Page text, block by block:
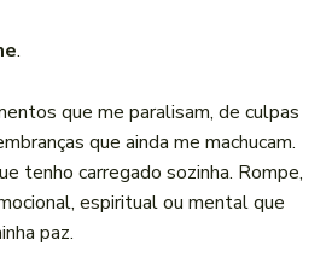
.
que me paralisam, de culpas
que ainda me machucam.
tenho carregado sozinha. Rompe,
espiritual ou mental que
paz.